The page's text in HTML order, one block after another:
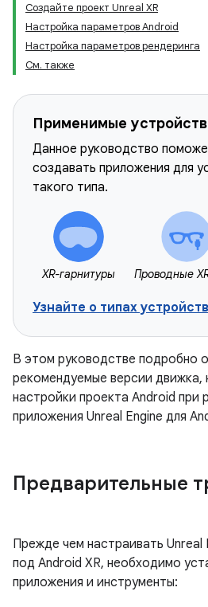
Создайте проект Unreal XR
Настройка параметров Android
Настройка параметров рендеринга
См. также
Применимые
Данное руководство
создавать приложения для
такого типа.
XR-гарнитуры Проводные
Узнайте о типах
В этом руководстве подробно
рекомендуемые версии движка,
настройки проекта Android при
приложения Unreal Engine для
Предварительные
Прежде чем настраивать Unreal
под Android XR, необходимо
приложения и инструменты: